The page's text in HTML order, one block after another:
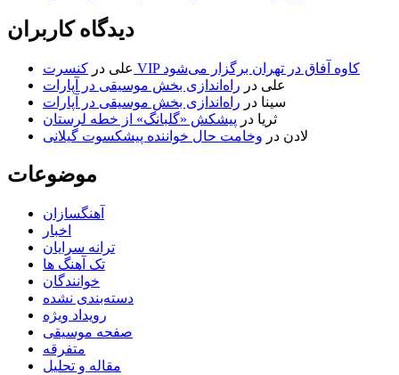
دیدگاه کاربران
علی در
کنسرت VIP کاوه آفاق در تهران برگزار می‌شود
علی در راه‌اندازی بخش موسیقی در آپارات
سینا در راه‌اندازی بخش موسیقی در آپارات
ثریا در پیشکش «گلبانگ» از خطه لرستان
لادن در وخامت حال خواننده پیشکسوت گیلانی
موضوعات
آهنگسازان
اخبار
ترانه سرایان
تک آهنگ ها
خوانندگان
دسته‌بندی نشده
رویداد ویژه
صفحه موسیقی
متفرقه
مقاله و تحلیل